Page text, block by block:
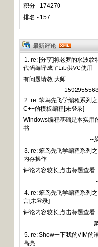
积分 - 174270
排名 - 157
最新评论
1. re: [分享]将老罗的水波纹
代码编译成了Lib供VC使用
有问题请教 大师
--
2. re: 笨鸟先飞学编程系列
C++的模板编程[未登录]
Windows编程基础是本实用
书
--
3. re: 笨鸟先飞学编程系列之
内存操作
评论内容较长,点击标题查看
4. re: 笨鸟先飞学编程系列
言[未登录]
评论内容较长,点击标题查看
--
5. re: Show一下我的VIM的
高亮